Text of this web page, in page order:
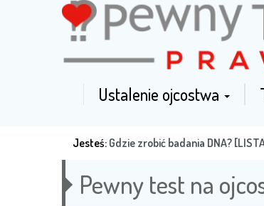
Ustalenie ojcostwa
Jesteś: Gdzie zrobić badania DNA?
Pewny test na